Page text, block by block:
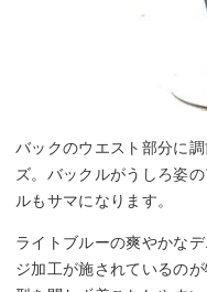
バックのウエスト部分に
ズ。バックルがうしろ姿
ルもサマになります。
ライトブルーの爽やかな
ジ加工が施されているの